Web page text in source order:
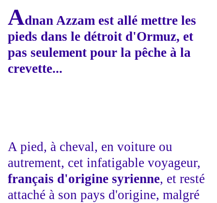
Adnan Azzam est allé mettre les
pieds dans le détroit d'Ormuz, et
pas seulement pour la pêche à la
crevette...
A pied, à cheval, en voiture ou
autrement, cet infatigable voyageur,
français d'origine syrienne, et resté
attaché à son pays d'origine, malgré